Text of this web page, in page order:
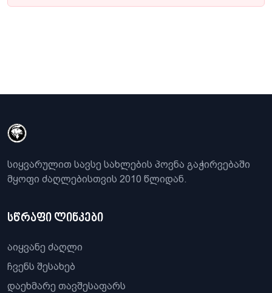
სიყვარულით სავსე სახლების პოვნა გაჭირვებაში
მყოფი ძაღლებისთვის 2010 წლიდან.
სწრაფი ლინკები
აიყვანე ძაღლი
ჩვენს შესახებ
დაეხმარე თავშესაფარს